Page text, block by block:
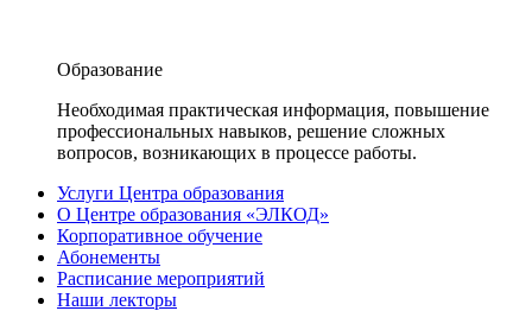
Образование
Необходимая практическая информация, повышение
профессиональных навыков, решение сложных
вопросов, возникающих в процессе работы.
Услуги Центра образования
О Центре образования «ЭЛКОД»
Корпоративное обучение
Абонементы
Расписание мероприятий
Наши лекторы